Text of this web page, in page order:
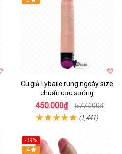
Cu giả Lybaile rung ngoáy size
chuẩn cực sướng
450.000₫ 577.000₫
(1,441)
-39%
Hot
4